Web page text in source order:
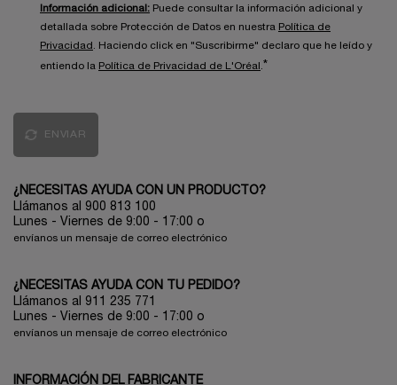
Información adicional: Puede consultar la información adicional y
detallada sobre Protección de Datos en nuestra Política de
Privacidad
. Haciendo click en "Suscribirme" declaro que he leído y
entiendo la Política de Privacidad de L'Oréal *
ENVIAR
¿NECESITAS AYUDA CON UN PRODUCTO?
Llámanos al 900 813 100
Lunes - Viernes de 9:00 - 17:00 o
envíanos un mensaje de correo electrónico
¿NECESITAS AYUDA CON TU PEDIDO?
Llámanos al 911 235 771
Lunes - Viernes de 9:00 - 17:00 o
envíanos un mensaje de correo electrónico
INFORMACIÓN DEL FABRICANTE